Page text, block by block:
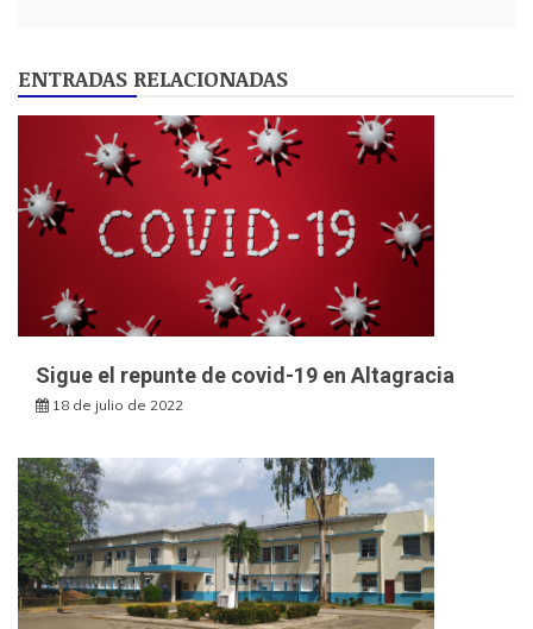
ENTRADAS RELACIONADAS
Sigue el repunte de covid-19 en Altagracia
18 de julio de 2022